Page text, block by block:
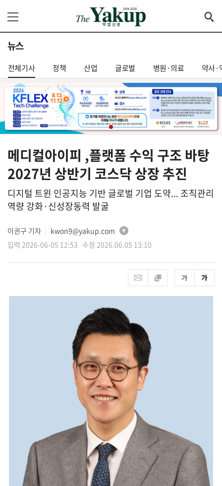
뉴스
전체기사 정책 산업 글로벌 병원·의료 약사·
메디컬아이피 ,플랫폼 수익 구조 바탕
2027년 상반기 코스닥 상장 추진
디지털 트윈 인공지능 기반 글로벌 기업 도약... 조직관리
역량 강화·신성장동력 발굴
이권구 기자
kwon9@yakup.com
입력 2026-06-05 12:53 수정 2026.06.05 13:10